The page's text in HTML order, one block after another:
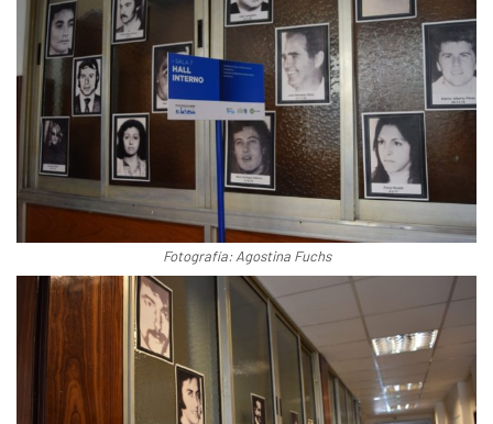
Fotografía: Agostina Fuchs